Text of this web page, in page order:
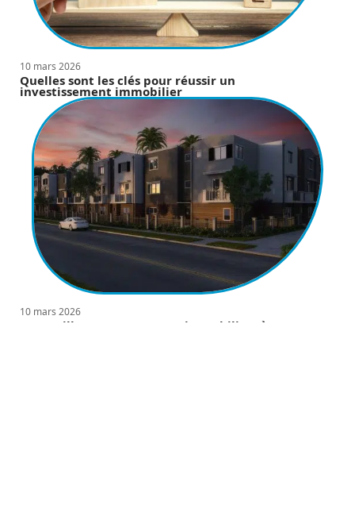
10 mars 2026
Quelles sont les clés pour réussir un
investissement immobilier
10 mars 2026
Vos meilleurs programmes immobiliers à Rennes